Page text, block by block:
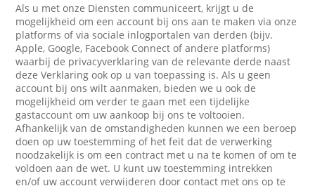
Als u met onze Diensten communiceert, krijgt u de
mogelijkheid om een account bij ons aan te maken via onze
platforms of via sociale inlogportalen van derden (bijv.
Apple, Google, Facebook Connect of andere platforms)
waarbij de privacyverklaring van de relevante derde naast
deze Verklaring ook op u van toepassing is. Als u geen
account bij ons wilt aanmaken, bieden we u ook de
mogelijkheid om verder te gaan met een tijdelijke
gastaccount om uw aankoop bij ons te voltooien.
Afhankelijk van de omstandigheden kunnen we een beroep
doen op uw toestemming of het feit dat de verwerking
noodzakelijk is om een contract met u na te komen of om te
voldoen aan de wet. U kunt uw toestemming intrekken
en/of uw account verwijderen door contact met ons op te